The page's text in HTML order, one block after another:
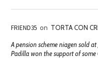
FRIEND35 on TORTA CON
A pension scheme niagen sold
Padilla won the support of